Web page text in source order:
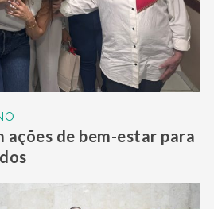
ações de bem-estar para